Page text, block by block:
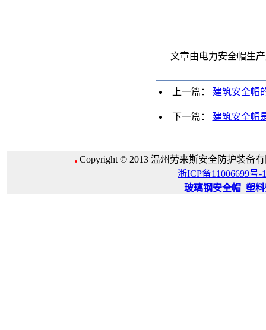
文章由电力安全帽生
上一篇： 建筑安全帽
下一篇： 建筑安全帽
Copyright © 2013 温州劳来斯安全防护装备
浙ICP备11006699号-1
玻璃钢安全帽 塑